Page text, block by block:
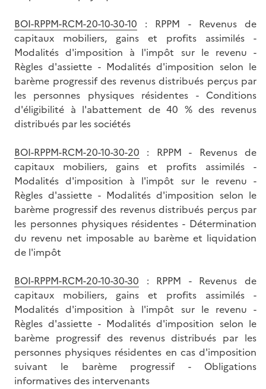
BOI-RPPM-RCM-20-10-30-10 : RPPM - Revenus de
capitaux mobiliers, gains et profits assimilés -
Modalités d'imposition à l'impôt sur le revenu -
Règles d'assiette - Modalités d'imposition selon le
barème progressif des revenus distribués perçus par
les personnes physiques résidentes - Conditions
d'éligibilité à l'abattement de 40 % des revenus
distribués par les sociétés
BOI-RPPM-RCM-20-10-30-20 : RPPM - Revenus de
capitaux mobiliers, gains et profits assimilés -
Modalités d'imposition à l'impôt sur le revenu -
Règles d'assiette - Modalités d'imposition selon le
barème progressif des revenus distribués perçus par
les personnes physiques résidentes - Détermination
du revenu net imposable au barème et liquidation
de l'impôt
BOI-RPPM-RCM-20-10-30-30 : RPPM - Revenus de
capitaux mobiliers, gains et profits assimilés -
Modalités d'imposition à l'impôt sur le revenu -
Règles d'assiette - Modalités d'imposition selon le
barème progressif des revenus distribués par les
personnes physiques résidentes en cas d'imposition
suivant le barème progressif - Obligations
informatives des intervenants